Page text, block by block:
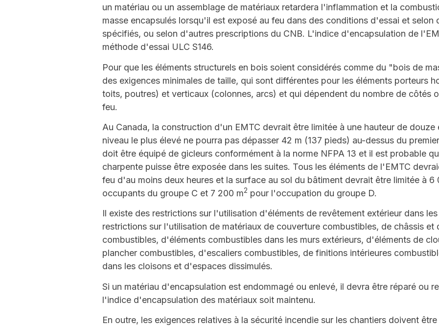
un matériau ou un assemblage de matériaux retardera l'inflammation et la
masse encapsulés lorsqu'il est exposé au feu dans des conditions d'essai et selon
spécifiés, ou selon d'autres prescriptions du CNB. L'indice d'encapsulation de
méthode d'essai ULC S146.
Pour que les éléments structurels en bois soient considérés comme du "bois de
des exigences minimales de taille, qui sont différentes pour les éléments porteurs
toits, poutres) et verticaux (colonnes, arcs) et qui dépendent du nombre de côtés
feu.
Au Canada, la construction d'un EMTC devrait être limitée à une hauteur de
niveau le plus élevé ne pourra pas dépasser 42 m (137 pieds) au-dessus du
doit être équipé de gicleurs conformément à la norme NFPA 13 et il est probable
charpente puisse être exposée dans les suites. Tous les éléments de l'EMTC
feu d'au moins deux heures et la surface au sol du bâtiment devrait être limitée à 6
occupants du groupe C et 7 200 m2 pour l'occupation du groupe D.
Il existe des restrictions sur l'utilisation d'éléments de revêtement extérieur dans
restrictions sur l'utilisation de matériaux de couverture combustibles, de châssis et
combustibles, d'éléments combustibles dans les murs extérieurs, d'éléments de
plancher combustibles, d'escaliers combustibles, de finitions intérieures
dans les cloisons et d'espaces dissimulés.
Si un matériau d'encapsulation est endommagé ou enlevé, il devra être réparé ou
l'indice d'encapsulation des matériaux soit maintenu.
En outre, les exigences relatives à la sécurité incendie sur les chantiers doivent